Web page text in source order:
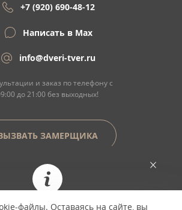
+7 (920) 690-48-12
Написать в Max
info@dveri-tver.ru
и заказ по телефону с
до 21:00 без выходных!
ЗАМЕРЩИКА
является договором оферты
файлы. Оставаясь на сайте, вы